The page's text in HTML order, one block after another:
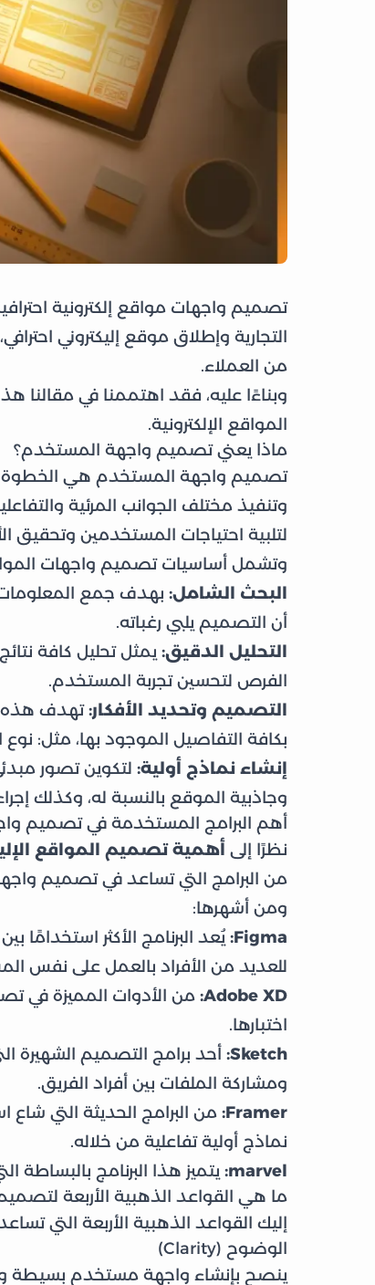
تصميم واجهات مواقع إلكترونية
التجارية وإطلاق موقع إليكتروني
من العملاء.
وبناءًا عليه، فقد اهتممنا في
المواقع الإلكترونية.
ماذا يعني تصميم واجهة المستخدم؟
تصميم واجهة المستخدم هي الخطوة
وتنفيذ مختلف الجوانب المرئية
لتلبية احتياجات المستخدمين وتحقيق
وتشمل أساسيات تصميم واجهات
البحث الشامل: بهدف جمع المعلومات
أن التصميم يلبي رغباته.
التحليل الدقيق: يمثل تحليل كافة
الفرص لتحسين تجربة المستخدم.
التصميم وتحديد الأفكار:تهدف هذه
بكافة التفاصيل الموجود بها، مثل: نوع
إنشاء نماذج أولية: لتكوين تصور
وجاذبية الموقع بالنسبة له، وكذلك
أهم البرامج المستخدمة في تصميم
نظرًا إلى أهمية تصميم المواقع
من البرامج التي تساعد في تصميم
ومن أشهرها:
Figma: يُعد البرنامج الأكثر استخدامًا
للعديد من الأفراد بالعمل على نفس
Adobe XD: من الأدوات المميزة في
اختبارها.
Sketch: أحد برامج التصميم الشهيرة
ومشاركة الملفات بين أفراد الفريق.
Framer: من البرامج الحديثة التي شاع
نماذج أولية تفاعلية من خلاله.
marvel: يتميز هذا البرنامج بالبساطة
ما هي القواعد الذهبية الأربعة
إليك القواعد الذهبية الأربعة
الوضوح (Clarity)
ينصح بإنشاء واجهة مستخدم بسيطة